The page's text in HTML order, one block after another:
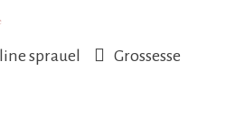
sprauel
Grossesse